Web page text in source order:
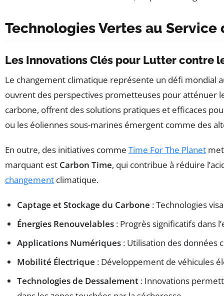
Technologies Vertes au Service
Les Innovations Clés pour Lutter contre
Le changement climatique représente un défi mondial
ouvrent des perspectives prometteuses pour atténuer
carbone, offrent des solutions pratiques et efficaces
ou les éoliennes sous-marines émergent comme des
En outre, des initiatives comme Time For The Planet
marquant est Carbon Time, qui contribue à réduire
changement climatique.
Captage et Stockage du Carbone : Technologies
Énergies Renouvelables : Progrès significatifs dans
Applications Numériques : Utilisation des données
Mobilité Électrique : Développement de véhicules
Technologies de Dessalement : Innovations